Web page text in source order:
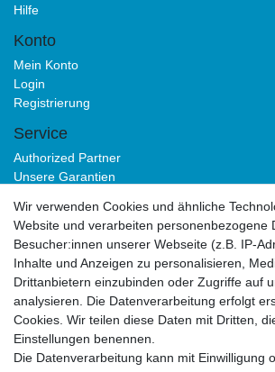
Hilfe
Konto
Mein Konto
Login
Registrierung
Service
Authorized Partner
Unsere Garantien
B2B
Impressum
Wir verwenden Cookies und ähnliche
Website und verarbeiten personenbezogene
Besucher:innen unserer Webseite (z.B. IP-
Inhalte und Anzeigen zu personalisieren,
Drittanbietern einzubinden oder Zugriffe auf
analysieren. Die Datenverarbeitung erfolgt
Cookies. Wir teilen diese Daten mit Dritten,
Einstellungen benennen.
Die Datenverarbeitung kann mit Einwilligung